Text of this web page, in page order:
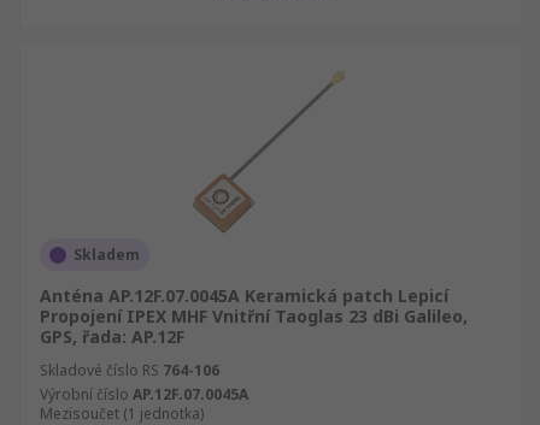
Skladem
Anténa AP.12F.07.0045A Keramická patch Lepicí
Propojení IPEX MHF Vnitřní Taoglas 23 dBi Galileo,
GPS, řada: AP.12F
Skladové číslo RS 764-106
Výrobní číslo AP.12F.07.0045A
Mezisoučet (1 jednotka)